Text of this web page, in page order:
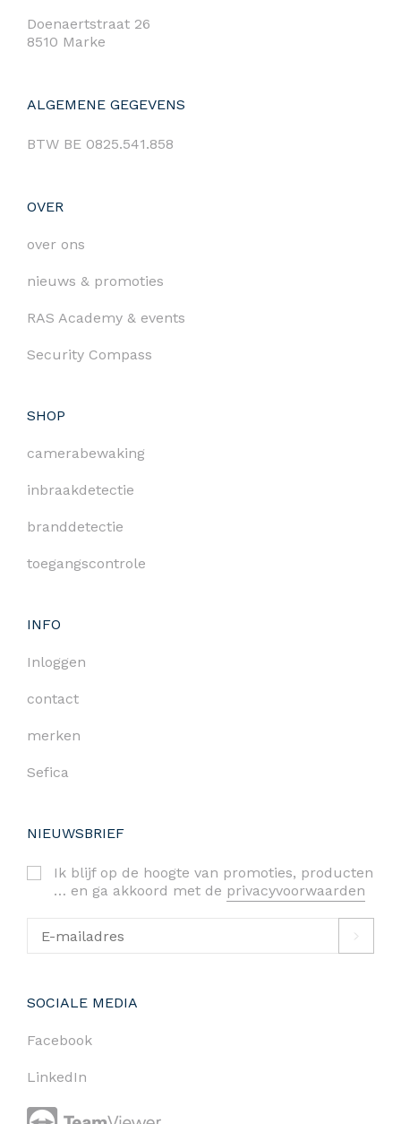
Doenaertstraat 26
8510 Marke
ALGEMENE GEGEVENS
BTW BE 0825.541.858
OVER
over ons
nieuws & promoties
RAS Academy & events
Security Compass
SHOP
camerabewaking
inbraakdetectie
branddetectie
toegangscontrole
INFO
Inloggen
contact
merken
Sefica
NIEUWSBRIEF
Ik blijf op de hoogte van promoties, producten
… en ga akkoord met de privacyvoorwaarden
SOCIALE MEDIA
Facebook
LinkedIn